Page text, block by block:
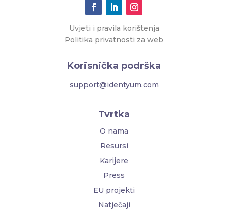
Uvjeti i pravila korištenja
Politika privatnosti za web
Korisnička podrška
support@identyum.com
Tvrtka
O nama
Resursi
Karijere
Press
EU projekti
Natječaji